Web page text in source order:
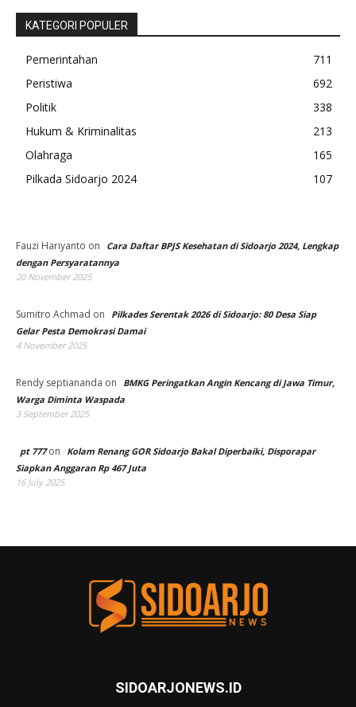
KATEGORI POPULER
Pemerintahan
711
Peristiwa
692
Politik
338
Hukum & Kriminalitas
213
Olahraga
165
Pilkada Sidoarjo 2024
107
Fauzi Hariyanto on
Cara Daftar BPJS Kesehatan di Sidoarjo 2024, Lengkap
dengan Persyaratannya
20 November 2025
Sumitro Achmad on
Pilkades Serentak 2026 di Sidoarjo: 80 Desa Siap
Gelar Pesta Demokrasi Damai
4 November 2025
Rendy septiananda on
BMKG Peringatkan Angin Kencang di Jawa Timur,
Warga Diminta Waspada
3 September 2025
pt 777on
Kolam Renang GOR Sidoarjo Bakal Diperbaiki, Disporapar
Siapkan Anggaran Rp 467 Juta
16 July 2025
SIDOARJONEWS.ID